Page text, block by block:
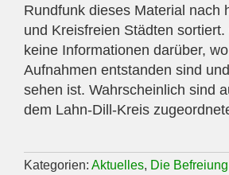
Rundfunk dieses Material nach
und Kreisfreien Städten
keine Informationen darüber,
Aufnahmen entstanden sind
sehen ist. Wahrscheinlich sind
dem Lahn-Dill-Kreis
Kategorien: Aktuelles, Die